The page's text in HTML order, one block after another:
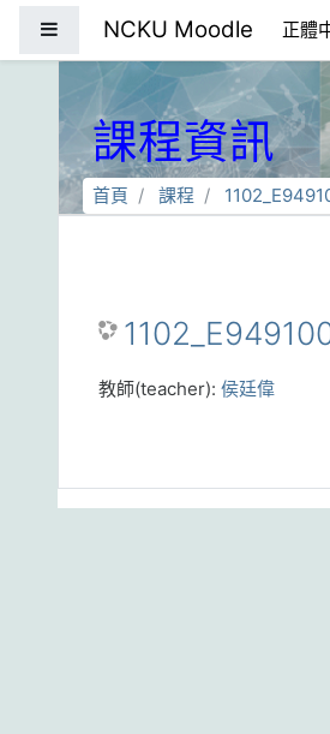
NCKU Moodle 正體
課程資訊
首頁 課程
教師(teacher): 侯廷偉